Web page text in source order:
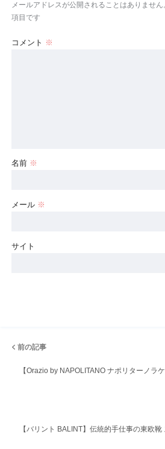
メールアドレスが公開されることはありません
項目です
コメント ※
名前 ※
メール ※
サイト
前の記事
【Orazio by NAPOLITANO ナポリターノラ
【バリント BALINT】伝統的手仕事の東欧靴